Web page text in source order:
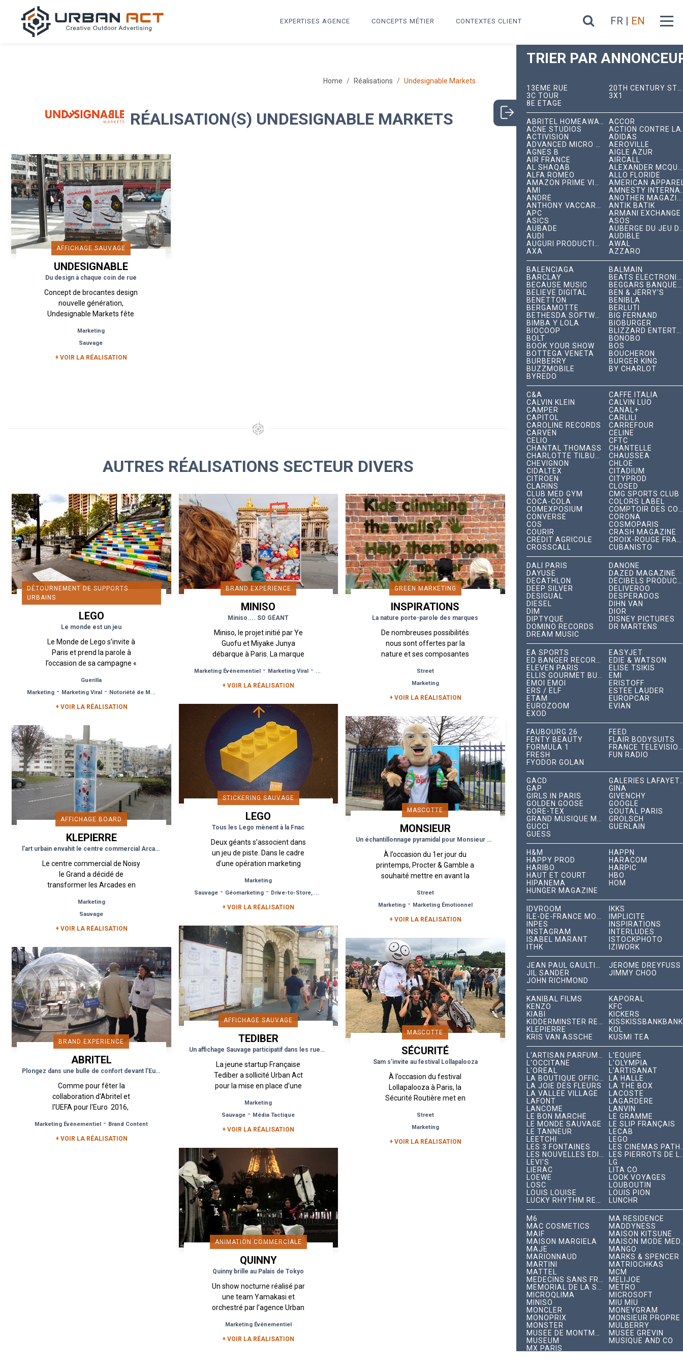
FR | EN
EXPERTISES AGENCE CONCEPTS MÉTIER CONTEXTES CLIENT
Home Réalisations Undesignable Markets
RÉALISATION(S) UNDESIGNABLE MARKETS
AFFICHAGE SAUVAGE
UNDESIGNABLE
MARKETS
Du design à chaque coin de rue
Concept de brocantes design
nouvelle génération,
Undesignable Markets fête
avec une exposition de
portraits de marchands
réalisés...
Marketing
Sauvage
+ VOIR LA RÉALISATION
AUTRES RÉALISATIONS SECTEUR DIVERS
DÉTOURNEMENT DE SUPPORTS
URBAINS
LEGO
Le monde est un jeu
Le Monde de Lego s’invite à
Paris et prend la parole à
l’occasion de sa campagne «
l’illusion que le monde qui
nous entoure et...
Guerilla
Marketing - Marketing Viral - Notoriété de Marque
+ VOIR LA RÉALISATION
BRAND EXPERIENCE
MINISO
Miniso.... SO GÉANT
Miniso, le projet initié par Ye
Guofu et Miyake Junya
débarque à Paris. La marque
pose ses peluches au numéro
58 de la rue de la...
Marketing Événementiel- Marketing Viral- Ouverture de Magasin
+ VOIR LA RÉALISATION
GREEN MARKETING
INSPIRATIONS
La nature porte-parole des marques
De nombreuses possibilités
nous sont offertes par la
nature et ses composantes
marque dans la ville. Que ce
soit pour le traitement...
Street
Marketing
+ VOIR LA RÉALISATION
STICKERING SAUVAGE
LEGO
Tous les Lego mènent à la Fnac
Deux géants s’associent dans
un jeu de piste. Dans le cadre
d’une opération marketing
des briques colorées sous
forme de stickering...
Marketing
Sauvage- Géomarketing- Drive-to-Store, Web, Event
+ VOIR LA RÉALISATION
MASCOTTE
MONSIEUR
PROPRE
Un échantillonnage pyramidal pour Monsieur Propre
À l’occasion du 1er jour du
printemps, Procter & Gamble a
souhaité mettre en avant la
notamment le concentré multi
usages. Urban Act a...
Street
Marketing- Marketing Émotionnel
+ VOIR LA RÉALISATION
AFFICHAGE BOARD
KLEPIERRE
l’art urbain envahit le centre commercial Arcades à Noisy le Grand
Le centre commercial de Noisy
le Grand a décidé de
transformer les Arcades en
Les artistes Mardi Noir, SE*BD,
Daria Aleks,...
Marketing
Sauvage
+ VOIR LA RÉALISATION
AFFICHAGE SAUVAGE
TEDIBER
Un affichage Sauvage participatif dans les rues de la capitale
La jeune startup Française
Tediber a sollicité Urban Act
pour la mise en place d’une
sauvage comprenant 6 visuels
dans les rues de...
Marketing
Sauvage - Média Tactique
+ VOIR LA RÉALISATION
MASCOTTE
SÉCURITÉ
ROUTIÈRE
Sam s'invite au festival Lollapalooza
À l’occasion du festival
Lollapalooza à Paris, la
Sécurité Routière met en
action de sensibilisation liée
aux dangers de l’alcool au...
Street
Marketing
+ VOIR LA RÉALISATION
BRAND EXPERIENCE
ABRITEL
HOMEAWAY
Plongez dans une bulle de confort devant l'Euro 2016 !
Comme pour fêter la
collaboration d'Abritel et
l'UEFA pour l'Euro 2016,
dispositif pour le moins...
Marketing Événementiel - Brand Content
+ VOIR LA RÉALISATION
ANIMATION COMMERCIALE
QUINNY
Quinny brille au Palais de Tokyo
Un show nocturne réalisé par
une team Yamakasi et
orchestré par l’agence Urban
poussette de la marque
Quinny. La Quinny Yezz c’est...
Marketing Événementiel
+ VOIR LA RÉALISATION
TRIER PAR
13ÈME RUE
3C TOUR
3X1
8E ÉTAGE
ACCOR
ACNE STUDIOS
ACTIVISION
ADIDAS
AÉROVILLE
AGNÈS B
AIGLE AZUR
AIR FRANCE
AIRCALL
AL SHAQAB
ALFA ROMEO
ALLO FLORIDE
AMERICAN
AMI
ANDRÉ
ANTIK BATIK
APC
ARMANI EXCHANGE
ASICS
ASOS
AUBADE
AUDI
AUDIBLE
AWAL
AXA
AZZARO
BALENCIAGA
BALMAIN
BARCLAY
BECAUSE MUSIC
BELIEVE DIGITAL
BEN & JERRY'S
BENETTON
BENIBLA
BERGAMOTTE
BERLUTI
BIG FERNAND
BIMBA Y LOLA
BIOBURGER
BIOCOOP
BLIZZARD ENTERTAINMENT
BOLT
BONOBO
BOOK YOUR SHOW
BOS
BOTTEGA VENETA
BOUCHERON
BURBERRY
BURGER KING
BUZZMOBILE
BY CHARLOT
BYREDO
C&A
CAFFÈ ITALIA
CALVIN KLEIN
CALVIN LUO
CAMPER
CANAL+
CAPITOL
CARLILI
CAROLINE RECORDS
CARREFOUR
CARVEN
CÉLINE
CELIO
CFTC
CHANTAL THOMASS
CHANTELLE
CHAUSSEA
CHEVIGNON
CHLOÉ
CIDALTEX
CITADIUM
CITROËN
CITYPROD
CLARINS
CLOSED
CLUB MED GYM
CMG SPORTS CLUB
COCA-COLA
COLORS LABEL
COMEXPOSIUM
CONVERSE
CORONA
COS
COSMOPARIS
COURIR
CRASH MAGAZINE
CRÉDIT AGRICOLE
CROSSCALL
CUBANISTO
DALÍ PARIS
DANONE
DAYUSE
DAZED MAGAZINE
DECATHLON
DEEP SILVER
DELIVEROO
DESIGUAL
DESPERADOS
DIESEL
DIHN VAN
DIM
DIOR
DIPTYQUE
DISNEY PICTURES
DOMINO RECORDS
DR MARTENS
DREAM MUSIC
EA SPORTS
EASYJET
EDIE & WATSON
ELEVEN PARIS
ÉLISE TSIKIS
EMI
ÉMOI ÉMOI
ERISTOFF
ERS / ELF
ESTÉE LAUDER
ETAM
EUROPCAR
EUROZOOM
EVIAN
EXOD
FAUBOURG 26
FEED
FENTY BEAUTY
FLAIR BODYSUITS
FORMULA 1
FRESH
FUN RADIO
FYODOR GOLAN
GACD
GAP
GINA
GIRLS IN PARIS
GIVENCHY
GOLDEN GOOSE
GOOGLE
GORE-TEX
GOUTAL PARIS
GROLSCH
GUCCI
GUERLAIN
GUESS
H&M
HAPPN
HAPPY PROD
HARACOM
HARIBO
HARPIC
HAUT ET COURT
HBO
HIPANEMA
HOM
HUNGER MAGAZINE
IDVROOM
IKKS
IMPLICITE
INPES
INSPIRATIONS
INSTAGRAM
INTERLUDES
ISABEL MARANT
ISTOCKPHOTO
ITHK
IZIWORK
JÉRÔME DREYFUSS
JIL SANDER
JIMMY CHOO
JOHN RICHMOND
KANIBAL FILMS
KAPORAL
KENZO
KFC
KIABI
KICKERS
KISSKISSBANKBANK
KLEPIERRE
KOL
KRIS VAN ASSCHE
KUSMI TEA
L'ÉQUIPE
L'OCCITANE
L'OLYMPIA
L'ORÉAL
L’ARTISANAT
LA HALLE
LA JOIE DES FLEURS
LA THÉ BOX
LA VALLÉE VILLAGE
LACOSTE
LAFONT
LAGARDÈRE
LANCÔME
LANVIN
LE BON MARCHÉ
LE GRAMME
LE MONDE SAUVAGE
LE SLIP FRANÇAIS
LE TANNEUR
LECAB
LEETCHI
LEGO
LES 3 FONTAINES
LEVI'S
LG
LIERAC
LITA CO
LOEWE
LOOK VOYAGES
LOSC
LOUBOUTIN
LOUIS LOUISE
LOUIS PION
LUNCHR
M6
MA RÉSIDENCE
MAC COSMETICS
MADDYNESS
MAIF
MAISON KITSUNÉ
MAISON MARGIELA
MAJE
MANGO
MARIONNAUD
MARKS & SPENCER
MARTINI
MATRIOCHKAS
MATTEL
MCM
MELIJOE
METRO
MICROQLIMA
MICROSOFT
MINISO
MIU MIU
MONCLER
MONEYGRAM
MONOPRIX
MONSIEUR PROPRE
MONSTER
MULBERRY
MUSÉE GRÉVIN
MUSEUM
MUSIQUE AND CO
MX PARIS